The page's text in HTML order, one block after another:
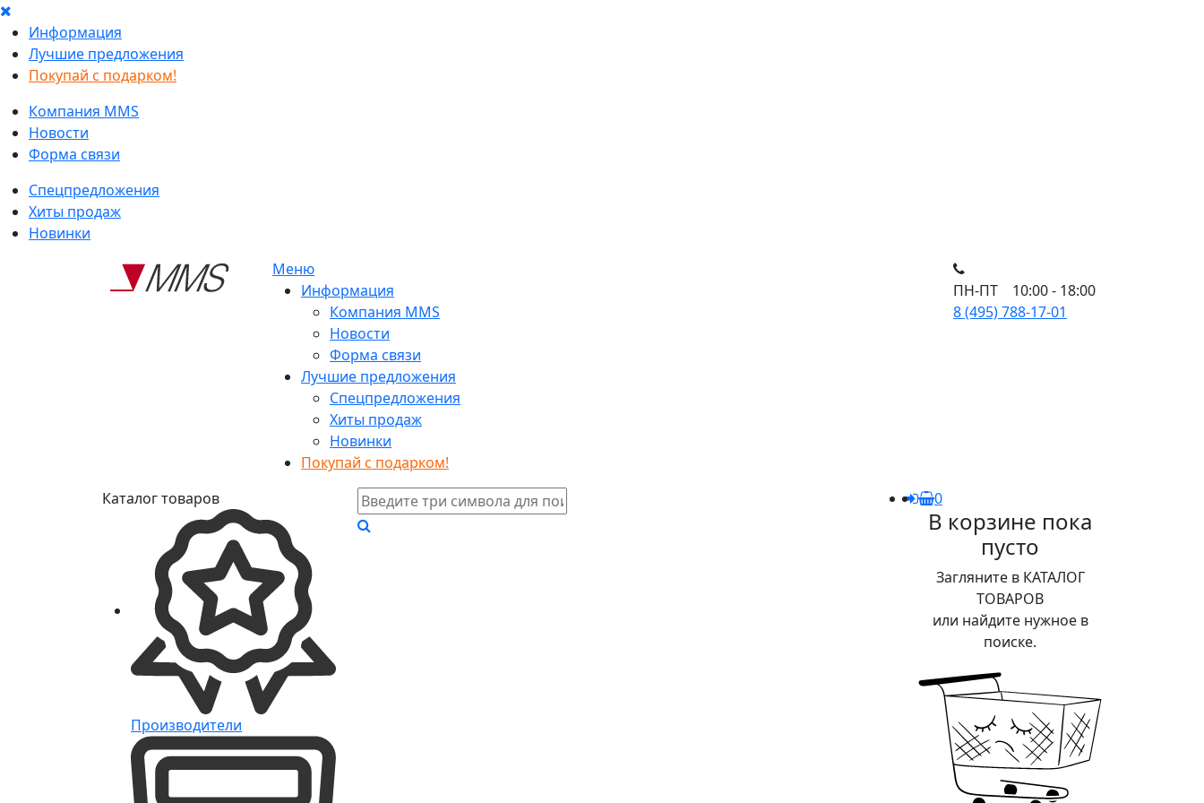
Информация
Лучшие предложения
Покупай с подарком!
Компания MMS
Новости
Форма связи
Спецпредложения
Хиты продаж
Новинки
Меню
Информация
Компания MMS
Новости
Форма связи
Лучшие предложения
Спецпредложения
Хиты продаж
Новинки
Покупай с подарком!
ПН-ПТ 10:00 - 18:00
8 (495) 788-17-01
Каталог товаров
Производители
0
В корзине пока
пусто
Загляните в КАТАЛОГ
ТОВАРОВ
или найдите нужное в
поиске.